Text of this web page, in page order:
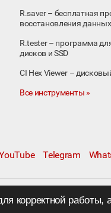
R.saver – бесплатная
восстановления данных
R.tester – программа
дисков и SSD
CI Hex Viewer –
Все инструменты »
Telegram
; e-mail:in@rlab.ru
корректной